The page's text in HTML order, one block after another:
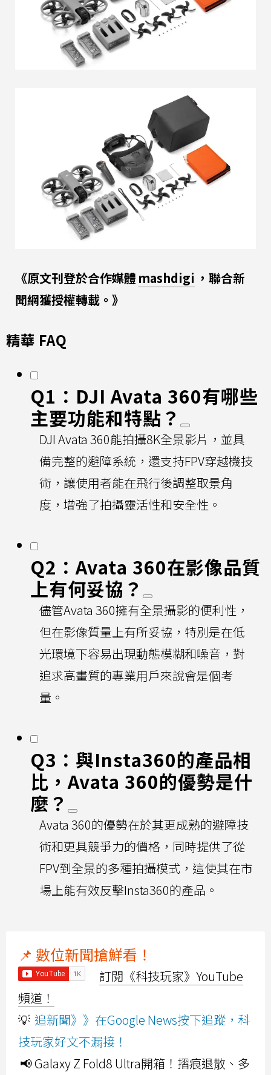
《原文刊登於合作媒體 mashdigi ，聯合新
聞網獲授權轉載。》
精華 FAQ
Q1：DJI Avata 360有哪些
主要功能和特點？
DJI Avata 360能拍攝8K全景影片，並具
備完整的避障系統，還支持FPV穿越機技
術，讓使用者能在飛行後調整取景角
度，增強了拍攝靈活性和安全性。
Q2：Avata 360在影像品質
上有何妥協？
儘管Avata 360擁有全景攝影的便利性，
但在影像質量上有所妥協，特別是在低
光環境下容易出現動態模糊和噪音，對
追求高畫質的專業用戶來說會是個考
量。
Q3：與Insta360的產品相
比，Avata 360的優勢是什
麼？
Avata 360的優勢在於其更成熟的避障技
術和更具競爭力的價格，同時提供了從
FPV到全景的多種拍攝模式，這使其在市
場上能有效反擊Insta360的產品。
📌 數位新聞搶鮮看！
訂閱《科技玩家》YouTube
頻道！
💡 追新聞》》在Google News按下追蹤，科
技玩家好文不漏接！
📢 Galaxy Z Fold8 Ultra開箱！摺痕退散、多